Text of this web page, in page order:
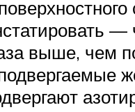
выше, чем